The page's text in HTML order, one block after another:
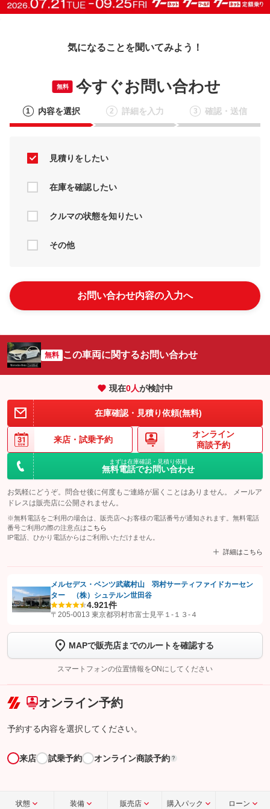
気になることを聞いてみよう！
無料 今すぐお問い合わせ
1 内容を選択 2 詳細を入力 3 確認・送信
見積りをしたい
在庫を確認したい
クルマの状態を知りたい
その他
お問い合わせ内容の入力へ
無料 この車両に関するお問い合わせ
現在0人が検討中
在庫確認・見積り依頼(無料)
来店・ 試乗予約
オンライン
商談予約
まずは在庫確認・見積り依頼
無料電話でお問い合わせ
お気軽にどうぞ。問合せ後に何度もご連絡が届くことはありません。 メールア
ドレスは販売店に公開されません。
※無料電話をご利用の場合は、販売店へお客様の電話番号が通知されます。無料電話
番号ご利用の際の注意点は こちら
IP電話、ひかり電話からはご利用いただけません。
詳細はこちら
【STEP1】認証画面でグーネットを友だち追加してから「許可する」ボタンを押
します
【STEP2】 トーク画面で
完了してください。
こちら
メルセデス・ベンツ武蔵村山 羽村サーティファイドカーセン
ター （株）シュテルン世田谷
4.921件
〒205-0013 東京都羽村市富士見平１‐１３‐４
MAPで販売店までのルートを確認する
スマートフォンの位置情報をONにしてください
オンライン予約
予約する内容を選択してください。
来店 試乗予約 オンライン商談予約 ?
状態 装備 販売店 購入パック ローン